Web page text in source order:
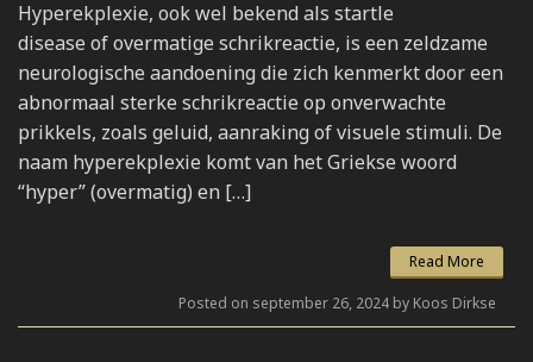
Hyperekplexie, ook wel bekend als startle
disease of overmatige schrikreactie, is een zeldzame
neurologische aandoening die zich kenmerkt door een
abnormaal sterke schrikreactie op onverwachte
prikkels, zoals geluid, aanraking of visuele stimuli. De
naam hyperekplexie komt van het Griekse woord
“hyper” (overmatig) en […]
Read More
Posted on september 26, 2024 by Koos Dirkse